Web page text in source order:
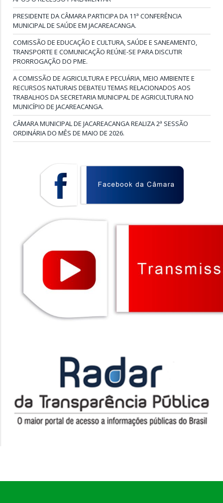
PRESIDENTE DA CÂMARA PARTICIPA DA 11ª CONFERÊNCIA
MUNICIPAL DE SAÚDE EM JACAREACANGA.
COMISSÃO DE EDUCAÇÃO E CULTURA, SAÚDE E SANEAMENTO,
TRANSPORTE E COMUNICAÇÃO REÚNE-SE PARA DISCUTIR
PRORROGAÇÃO DO PME.
A COMISSÃO DE AGRICULTURA E PECUÁRIA, MEIO AMBIENTE E
RECURSOS NATURAIS DEBATEU TEMAS RELACIONADOS AOS
TRABALHOS DA SECRETARIA MUNICIPAL DE AGRICULTURA NO
MUNICÍPIO DE JACAREACANGA.
CÂMARA MUNICIPAL DE JACAREACANGA REALIZA 2ª SESSÃO
ORDINÁRIA DO MÊS DE MAIO DE 2026.